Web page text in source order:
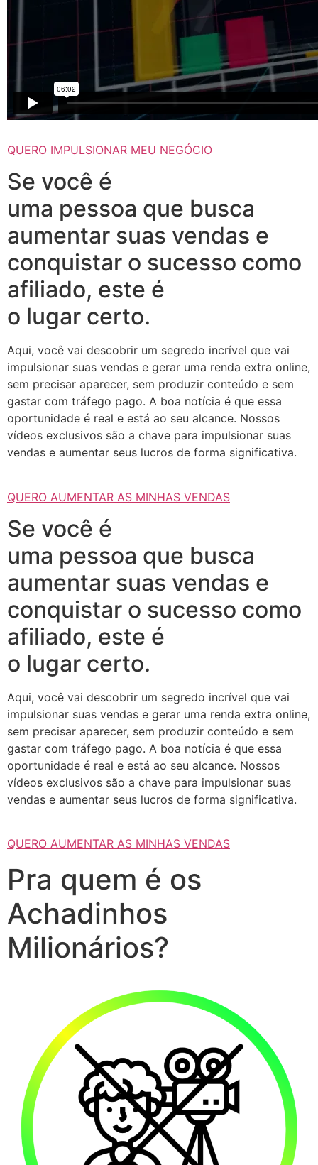
QUERO IMPULSIONAR MEU NEGÓCIO
Se você é
uma pessoa que busca
aumentar suas vendas e
conquistar o sucesso como
afiliado, este é
o lugar certo.
Aqui, você vai descobrir um segredo incrível que vai
impulsionar suas vendas e gerar uma renda extra online,
sem precisar aparecer, sem produzir conteúdo e sem
gastar com tráfego pago. A boa notícia é que essa
oportunidade é real e está ao seu alcance. Nossos
vídeos exclusivos são a chave para impulsionar suas
vendas e aumentar seus lucros de forma significativa.
QUERO AUMENTAR AS MINHAS VENDAS
Se você é
uma pessoa que busca
aumentar suas vendas e
conquistar o sucesso como
afiliado, este é
o lugar certo.
Aqui, você vai descobrir um segredo incrível que vai
impulsionar suas vendas e gerar uma renda extra online,
sem precisar aparecer, sem produzir conteúdo e sem
gastar com tráfego pago. A boa notícia é que essa
oportunidade é real e está ao seu alcance. Nossos
vídeos exclusivos são a chave para impulsionar suas
vendas e aumentar seus lucros de forma significativa.
QUERO AUMENTAR AS MINHAS VENDAS
Pra quem é os
Achadinhos
Milionários?